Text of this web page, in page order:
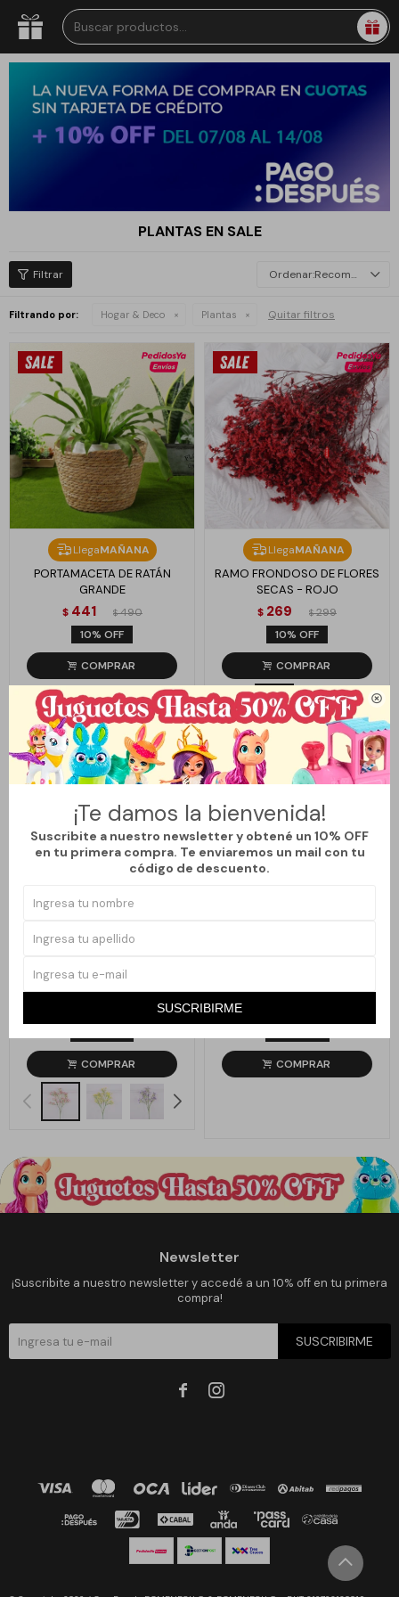

¡Te damos la bienvenida!
Suscribite a nuestro newsletter y obtené un 10% OFF
en tu primera compra. Te enviaremos un mail con tu
código de descuento.
SUSCRIBIRME
PLANTAS EN SALE
Recomendados
Filtrando por: Hogar & Deco Plantas Quitar filtros
LlegaMAÑANA
PORTAMACETA DE RATÁN
GRANDE
$ 441 $ 490
10
LlegaMAÑANA
RAMO FRONDOSO DE FLORES
SECAS - ROJO
$ 269 $ 299
10
MAÑANA
ILUSIÓN - ROSA
Newsletter
¡Suscribite a nuestro newsletter y accedé a un 10% off en tu primera
compra!
SUSCRIBIRME
 